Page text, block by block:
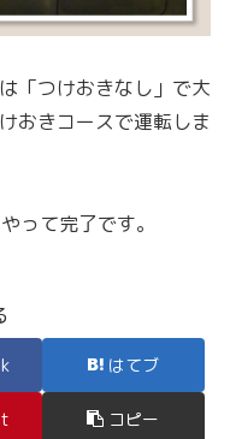
「つけおきなし」で大
おきコースで運転しま
って完了です。
はてブ
コピー